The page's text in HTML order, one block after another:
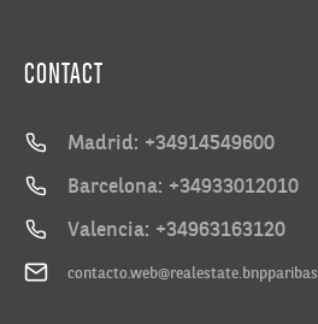
CONTACT
Madrid: +34914549600
Barcelona: +34933012010
Valencia: +34963163120
contacto.web@realestate.bnpparibas